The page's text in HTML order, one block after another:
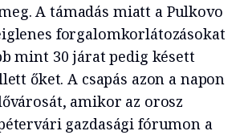
A támadás miatt a Pulkovo
forgalomkorlátozásokat
mint 30 járat pedig késett
őket. A csapás azon a napon
amikor az orosz
gazdasági fórumon a